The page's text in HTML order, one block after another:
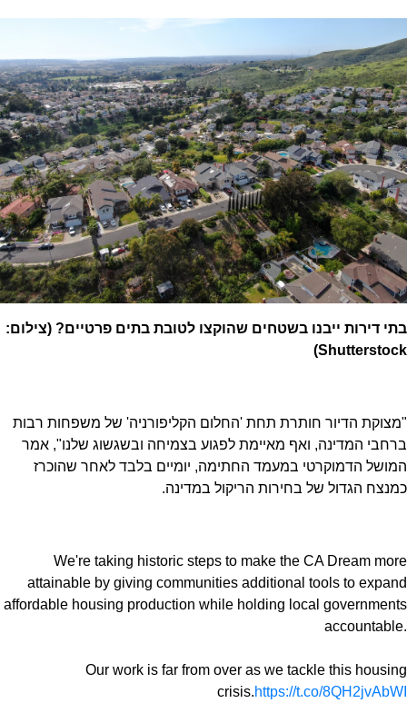
בתי דירות ייבנו בשטחים שהוקצו לטובת בתים פרטיים? (צילום:
Shutterstock)
"מצוקת הדיור חותרת תחת 'החלום הקליפורניה' של משפחות רבות
ברחבי המדינה, ואף מאיימת לפגוע בצמיחה ובשגשוג שלנו", אמר
המושל הדמוקרטי במעמד החתימה, יומיים בלבד לאחר שהוכרז
כמנצח הגדול של בחירות הריקול במדינה.
We're taking historic steps to make the CA Dream more
attainable by giving communities additional tools to expand
affordable housing production while holding local governments
accountable.
Our work is far from over as we tackle this housing
crisis.https://t.co/8QH2jvAbWI